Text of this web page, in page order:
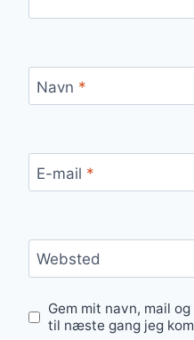
Navn *
E-mail *
Websted
Gem mit navn, mail
til næste gang jeg